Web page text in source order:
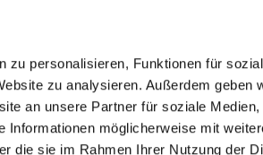
zu personalisieren, Funktionen für
zu analysieren. Außerdem geben
an unsere Partner für soziale Medien,
Informationen möglicherweise mit
die sie im Rahmen Ihrer Nutzung der
0014 0104 1040
Ev. Kirchengem. Mark-Westtü)